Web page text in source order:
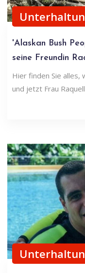
'Alaskan Bush
seine Freundin
Hier finden Sie alles,
und jetzt Frau